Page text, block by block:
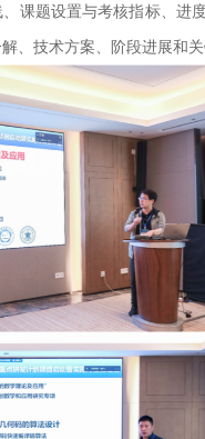
课题设置与考核指标、 进
、技术方案、阶段进展和关